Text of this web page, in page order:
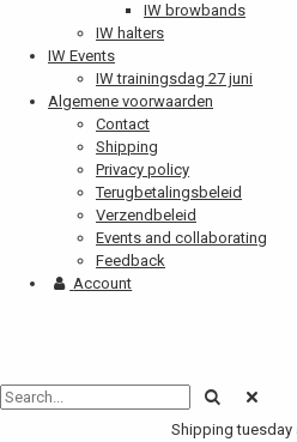
IW browbands
IW halters
IW Events
IW trainingsdag 27 juni
Algemene voorwaarden
Contact
Shipping
Privacy policy
Terugbetalingsbeleid
Verzendbeleid
Events and collaborating
Feedback
Account
Shipping tuesday